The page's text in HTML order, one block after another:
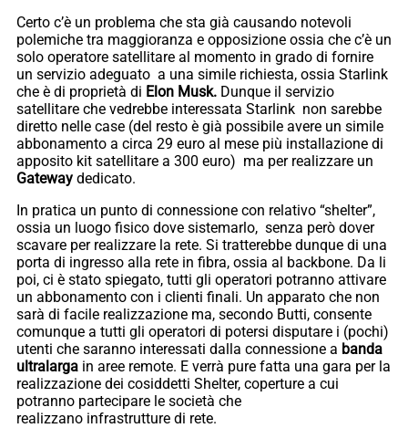
Certo c’è un problema che sta già causando notevoli
polemiche tra maggioranza e opposizione ossia che c’è un
solo operatore satellitare al momento in grado di fornire
un servizio adeguato a una simile richiesta, ossia Starlink
che è di proprietà di Elon Musk. Dunque il servizio
satellitare che vedrebbe interessata Starlink non sarebbe
diretto nelle case (del resto è già possibile avere un simile
abbonamento a circa 29 euro al mese più installazione di
apposito kit satellitare a 300 euro) ma per realizzare un
Gateway dedicato.
In pratica un punto di connessione con relativo “shelter”,
ossia un luogo fisico dove sistemarlo, senza però dover
scavare per realizzare la rete. Si tratterebbe dunque di una
porta di ingresso alla rete in fibra, ossia al backbone. Da li
poi, ci è stato spiegato, tutti gli operatori potranno attivare
un abbonamento con i clienti finali. Un apparato che non
sarà di facile realizzazione ma, secondo Butti, consente
comunque a tutti gli operatori di potersi disputare i (pochi)
utenti che saranno interessati dalla connessione a banda
ultralarga in aree remote. E verrà pure fatta una gara per la
realizzazione dei cosiddetti Shelter, coperture a cui
potranno partecipare le società che
realizzano infrastrutture di rete.